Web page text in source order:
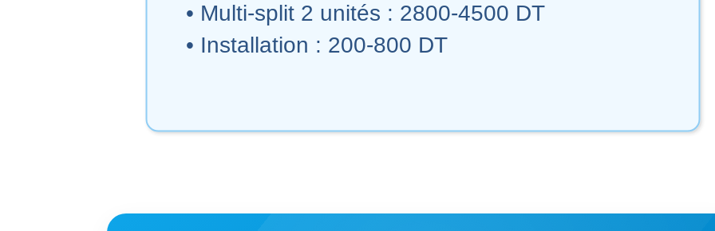
• Multi-split 2 unités : 2800-4500 DT
• Installation : 200-800 DT